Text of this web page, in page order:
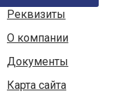
Реквизиты
О компании
Документы
Карта сайта